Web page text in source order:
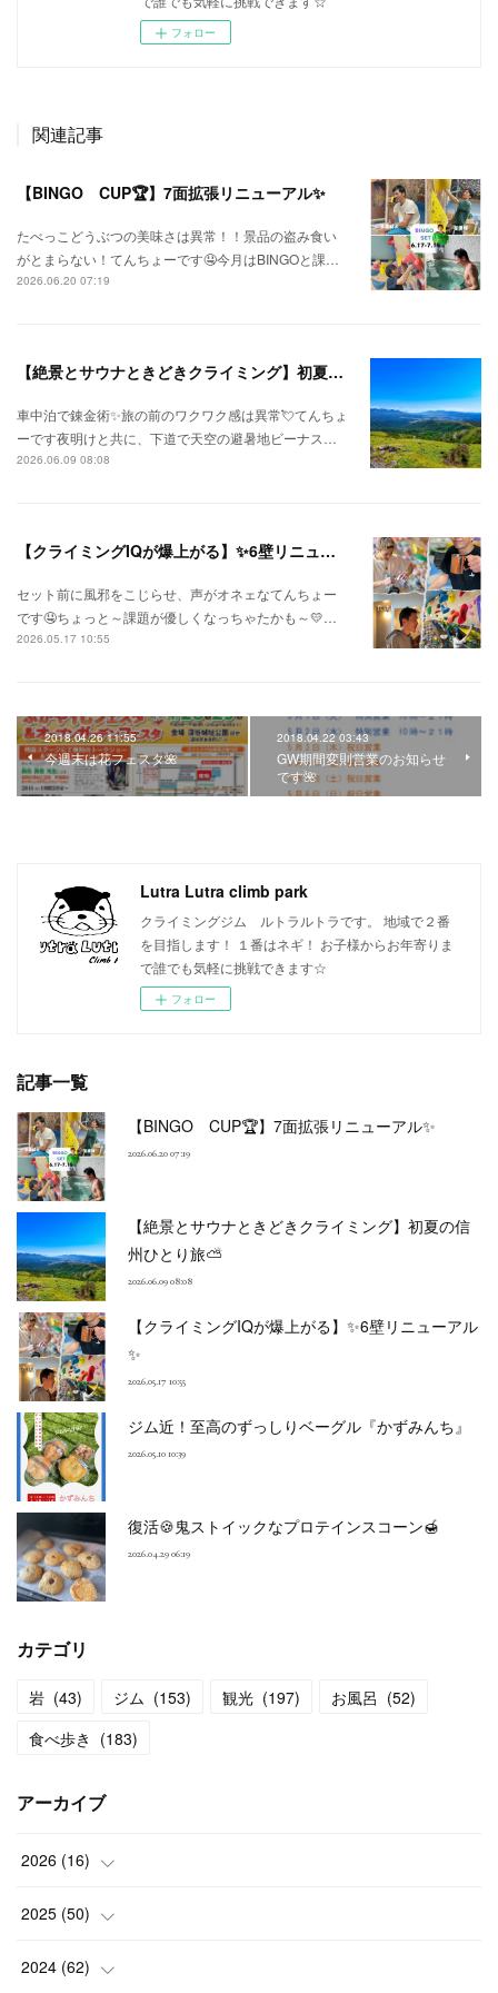
フォロー
関連記事
【BINGO CUP🏆】7面拡張リニューアル✨
たべっこどうぶつの美味さは異常！！景品の盗み食い
がとまらない！てんちょーです🤤今月はBINGOと課…
2026.06.20 07:19
【絶景とサウナときどきクライミング】初夏の信州ひとり旅⛅
車中泊で錬金術✨旅の前のワクワク感は異常💘てんちょ
ーです夜明けと共に、下道で天空の避暑地ビーナス…
2026.06.09 08:08
【クライミングIQが爆上がる】✨6壁リニューアル✨
セット前に風邪をこじらせ、声がオネェなてんちょー
です🤤ちょっと～課題が優しくなっちゃたかも～💛…
2026.05.17 10:55
2018.04.26 11:55
今週末は花フェスタ🌺
2018.04.22 03:43
GW期間変則営業のお知らせ
です🌺
Lutra Lutra climb park
クライミングジム ルトラルトラです。 地域で２番
を目指します！ １番はネギ！ お子様からお年寄りま
で誰でも気軽に挑戦できます☆
フォロー
記事一覧
【BINGO CUP🏆】7面拡張リニューアル✨
2026.06.20 07:19
【絶景とサウナときどきクライミング】初夏の信
州ひとり旅⛅
2026.06.09 08:08
【クライミングIQが爆上がる】✨6壁リニューアル
✨
2026.05.17 10:55
ジム近！至高のずっしりベーグル『かずみんち』
2026.05.10 10:39
復活🍪鬼ストイックなプロテインスコーン🍯
2026.04.29 06:19
カテゴリ
岩 (43) ジム (153) 観光 (197) お風呂 (52)
食べ歩き (183)
アーカイブ
2026 (16)
(2)
(2)
2025 (50)
(3)
2024 (62)